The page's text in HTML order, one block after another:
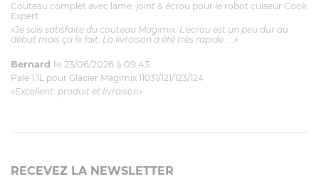
Couteau complet avec lame, joint & écrou pour le robot cuiseur Cook
Expert
«Je suis satisfaite du couteau Magimix. L'écrou est un peu dur au
début mais ça le fait. La livraison a été très rapide. ...»
Bernard le 23/06/2026 à 09:43
Pale 1.1L pour Glacier Magimix 11031/121/123/124
«Excellent: produit et livraison»
RECEVEZ LA NEWSLETTER